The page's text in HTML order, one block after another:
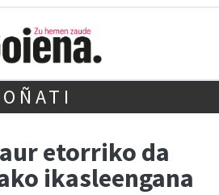
OÑATI
etorriko da
ikasleengana